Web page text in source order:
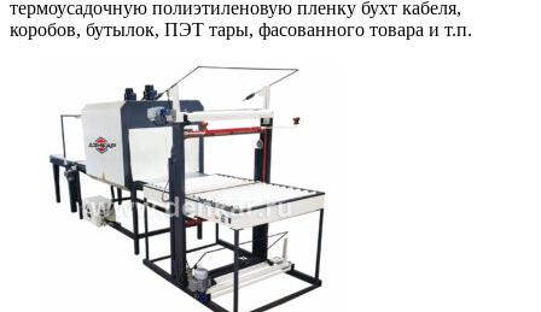
термоусадочную полиэтиленовую пленку бухт кабеля,
коробов, бутылок, ПЭТ тары, фасованного товара и т.п.